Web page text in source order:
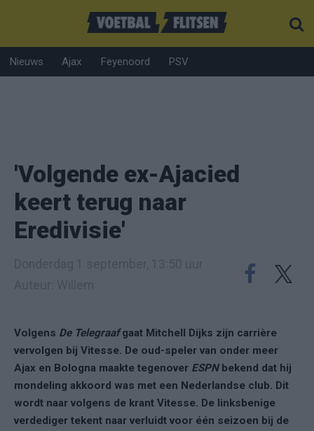
Nieuws Ajax Feyenoord PSV
'Volgende ex-Ajacied
keert terug naar
Eredivisie'
Volgens De Telegraafgaat Mitchell Dijks zijn carrière
vervolgen bij Vitesse. De oud-speler van onder meer
Ajax en Bologna maakte tegenover ESPNbekend dat hij
mondeling akkoord was met een Nederlandse club. Dit
wordt naar volgens de krant Vitesse. De linksbenige
verdediger tekent naar verluidt voor één seizoen bij de